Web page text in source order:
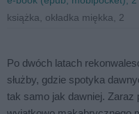
książka, okładka miękka, 2
Po dwóch latach
służby, gdzie spotyka
tak samo jak dawniej. Zaraz